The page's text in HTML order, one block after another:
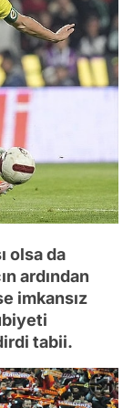
olsa da
ardından
imkansız
tabii.